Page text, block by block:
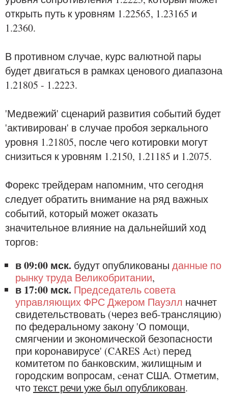
открыть путь к уровням 1.22565, 1.23165 и
1.2360.
В противном случае, курс валютной пары
будет двигаться в рамках ценового диапазона
1.21805 - 1.2223.
'Медвежий' сценарий развития событий будет
'активирован' в случае пробоя зеркального
уровня 1.21805, после чего котировки могут
снизиться к уровням 1.2150, 1.21185 и 1.2075.
Форекс трейдерам напомним, что сегодня
следует обратить внимание на ряд важных
событий, который может оказать
значительное влияние на дальнейший ход
торгов:
в 09:00 мск. будут опубликованы данные по
рынку труда Великобритании,
в 17:00 мск. Председатель совета
управляющих ФРС Джером Пауэлл начнет
свидетельствовать (через веб-трансляцию)
по федеральному закону 'О помощи,
смягчении и экономической безопасности
при коронавирусе' (CARES Act) перед
комитетом по банковским, жилищным и
городским вопросам, cенат США. Отметим,
чтотекст речи уже был опубликован.